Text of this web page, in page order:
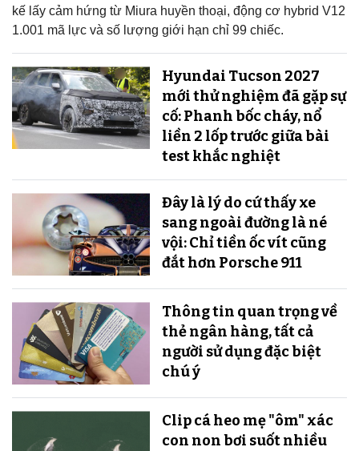
kế lấy cảm hứng từ Miura huyền thoại, động cơ hybrid V12
1.001 mã lực và số lượng giới hạn chỉ 99 chiếc.
Hyundai Tucson 2027
mới thử nghiệm đã gặp sự
cố: Phanh bốc cháy, nổ
liền 2 lốp trước giữa bài
test khắc nghiệt
Đây là lý do cứ thấy xe
sang ngoài đường là né
vội: Chỉ tiền ốc vít cũng
đắt hơn Porsche 911
Thông tin quan trọng về
thẻ ngân hàng, tất cả
người sử dụng đặc biệt
chú ý
Clip cá heo mẹ "ôm" xác
con non bơi suốt nhiều